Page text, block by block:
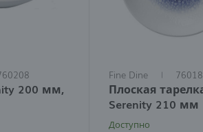
200 мм,
Fine Dine
Плоская
Serenity 210 мм
Доступно